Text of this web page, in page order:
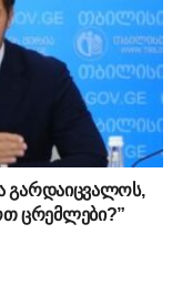
გარდაიცვალოს,
ცრემლები?”